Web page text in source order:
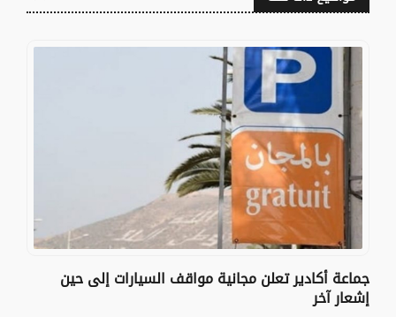
جماعة أكادير تعلن مجانية مواقف السيارات إلى حين
إشعار آخر